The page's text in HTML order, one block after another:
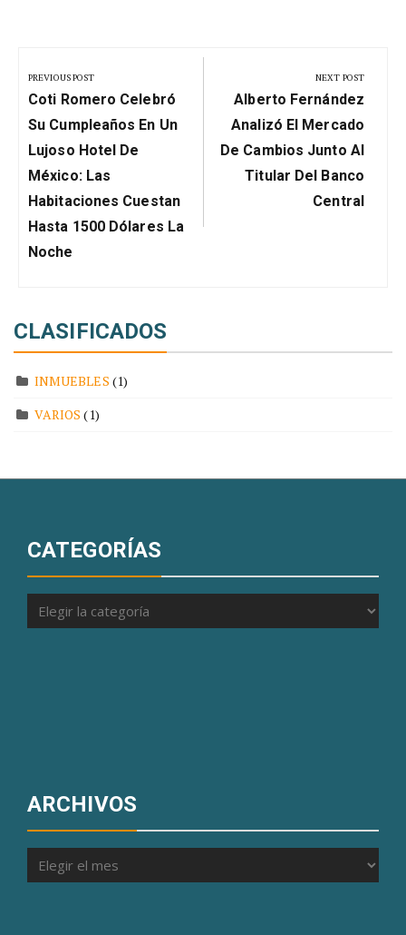
de
entradas
PREVIOUS POST
Previous
Post:
Coti Romero Celebró
Su Cumpleaños En Un
Lujoso Hotel De
México: Las
Habitaciones Cuestan
Hasta 1500 Dólares La
Noche
NEXT POST
Next
Post:
Alberto Fernández
Analizó El Mercado
De Cambios Junto Al
Titular Del Banco
Central
CLASIFICADOS
INMUEBLES (1)
VARIOS (1)
CATEGORÍAS
Categorías
ARCHIVOS
Archivos